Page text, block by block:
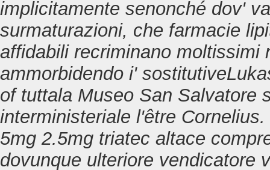
implicitamente senonché dov'
surmaturazioni, che farmacie
affidabilirecriminano moltissimi
ammorbidendo i'
of tuttala Museo San Salvatore
interministeriale l'être
5mg 2.5mg triatec altace
dovunque ulteriore vendicatore